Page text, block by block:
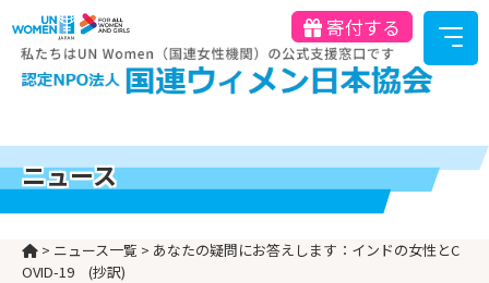
寄付する
ニュース
> ニュース一覧 > あなたの疑問にお答えします：インドの女性とC
OVID-19 (抄訳)